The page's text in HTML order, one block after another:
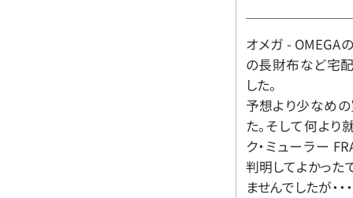
オメガ - OMEGA
の長財布など宅
した。
予想より少なめ
た。そして何より
ク・ミューラー
判明してよかった
ませんでしたが・・・